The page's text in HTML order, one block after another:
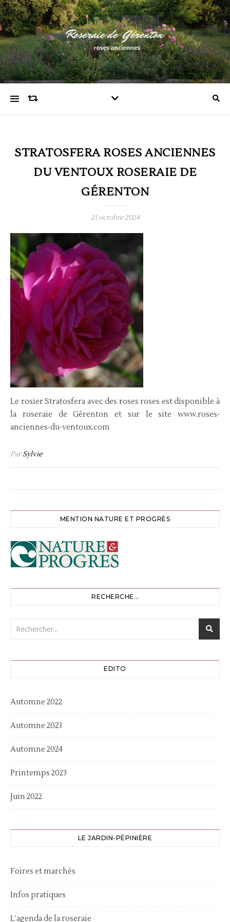
STRATOSFERA ROSES ANCIENNES
DU VENTOUX ROSERAIE DE
GÉRENTON
21 octobre 2024
Le rosier Stratosfera avec des roses roses est disponible à
la roseraie de Gérenton et sur le site www.roses-
anciennes-du-ventoux.com
ParSylvie
MENTION NATURE ET PROGRÈS
RECHERCHE…
EDITO
Automne 2022
Automne 2023
Automne 2024
Printemps 2023
Juin 2022
LE JARDIN-PÉPINIÈRE
Foires et marchés
Infos pratiques
L’agenda de la roseraie